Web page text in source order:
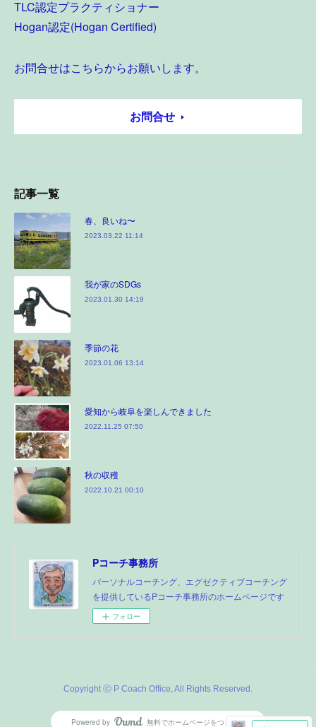
TLC認定プラクティショナー
Hogan認定(Hogan Certified)
お問合せはこちらからお願いします。
お問合せ
記事一覧
春、良いね〜
2023.03.22 11:14
我が家のSDGs
2023.01.30 14:19
季節の花
2023.01.06 13:14
愛知から岐阜を楽しんできました
2022.11.25 07:50
秋の収穫
2022.10.21 00:10
Pコーチ事務所
パーソナルコーチング、エグゼクティブコーチング
を提供しているPコーチ事務所のホームページです
フォロー
Copyright ⓒ P Coach Office, All Rights Reserved.
Powered by 無料でホームページをつくろう